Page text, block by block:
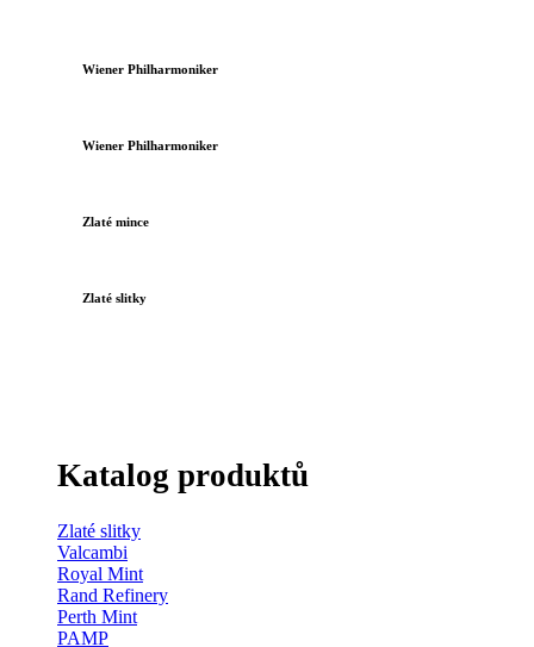
Wiener Philharmoniker
Wiener Philharmoniker
Zlaté mince
Zlaté slitky
Katalog produktů
Zlaté slitky
Valcambi
Royal Mint
Rand Refinery
Perth Mint
PAMP